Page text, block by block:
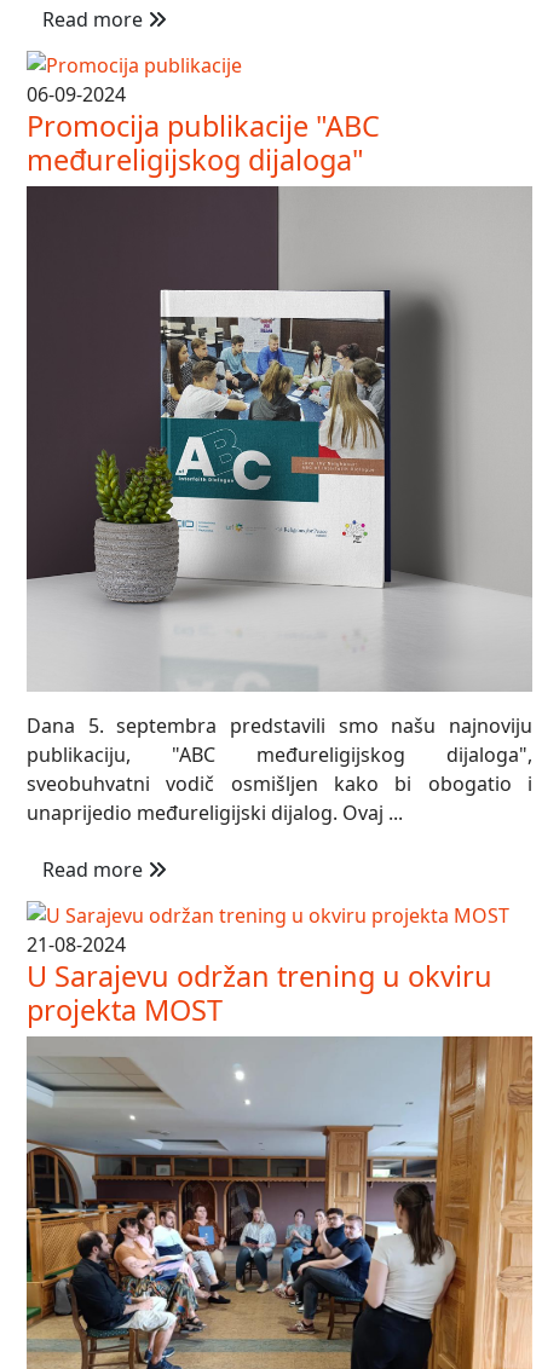
Read more
06-09-2024
Promocija publikacije "ABC
međureligijskog dijaloga"
Dana 5. septembra predstavili smo našu najnoviju
publikaciju, "ABC međureligijskog dijaloga",
sveobuhvatni vodič osmišljen kako bi obogatio i
unaprijedio međureligijski dijalog. Ovaj ...
Read more
21-08-2024
U Sarajevu održan trening u okviru
projekta MOST